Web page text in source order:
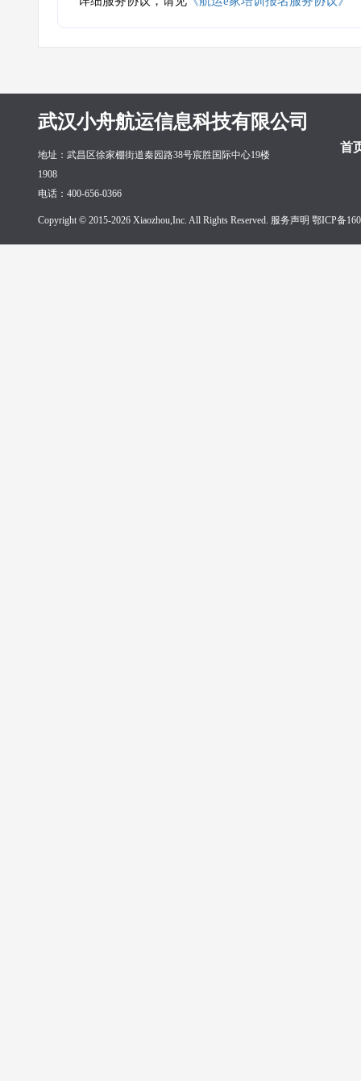
武汉小舟航运信息科技有限公司
首
地址：武昌区徐家棚街道秦园路38号宸胜国际中心19楼
1908
电话：400-656-0366
Copyright © 2015-2026 Xiaozhou,Inc. All Rights Reserved. 服务声明 鄂ICP备